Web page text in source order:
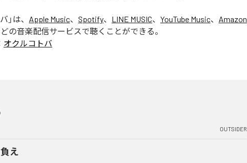
」は、 Apple Music、 Spotify、 LINE MUSIC、 YouTube Music、 Amazon
の音楽配信サービスで聴くことができる。
オクルコトバ
OUTSIDER
え